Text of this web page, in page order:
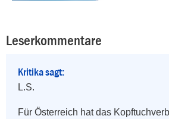
Leserkommentare
Kritika sagt:
L.S.
Für Österreich hat das